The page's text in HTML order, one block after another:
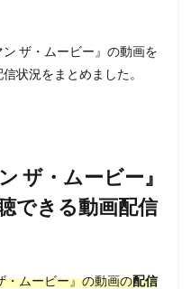
ザ・ムービー』の動画を
状況をまとめました。
ザ・ムービー』
できる動画配信
・ムービー』の動画の配信